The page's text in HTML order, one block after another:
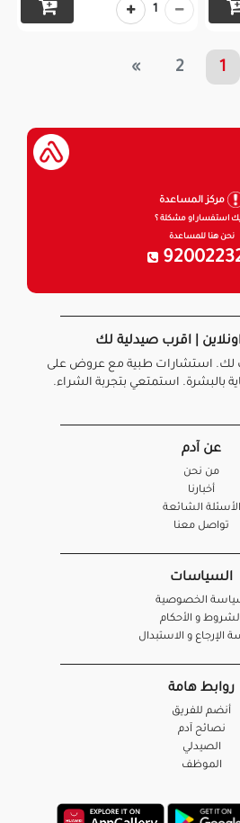
1
1
2
»
مركز المساعدة
استفسار او مشكلة ؟
نحن هنا للمساعدة
| اقرب صيدلية لك
لك. استشارات طبية مع عروض على
بالبشرة. استمتعي بتجربة الشراء.
عن آدم
من نحن
أخبارنا
الأسئلة الشائعة
تواصل معنا
السياسات
الخصوصية
و الأحكام
الإرجاع و الاستبدال
روابط هامة
أنضم للفريق
نصائح آدم
الصيدلي
الموظف